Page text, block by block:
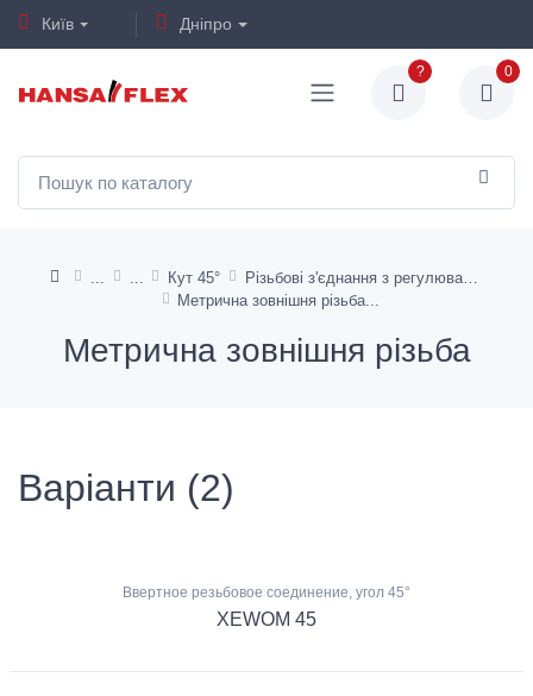
Київ Дніпро
? 0
Кут 45°
Різьбові з'єднання з регулюванням напряму
Метрична зовнішня різьба
Метрична зовнішня різьба
Варіанти (2)
Ввертное резьбовое соединение, угол 45°
XEWOM 45